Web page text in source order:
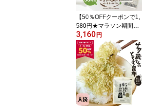
【50％OFFクーポンで1,
580円★マラソン期間限
定】 [大袋]とろりんスー
プ昆布と海藻 オートミー
ルプラス［約50杯分］30
0g×1袋 選べる2種（プレ
ーン・うめ味）
3,160円